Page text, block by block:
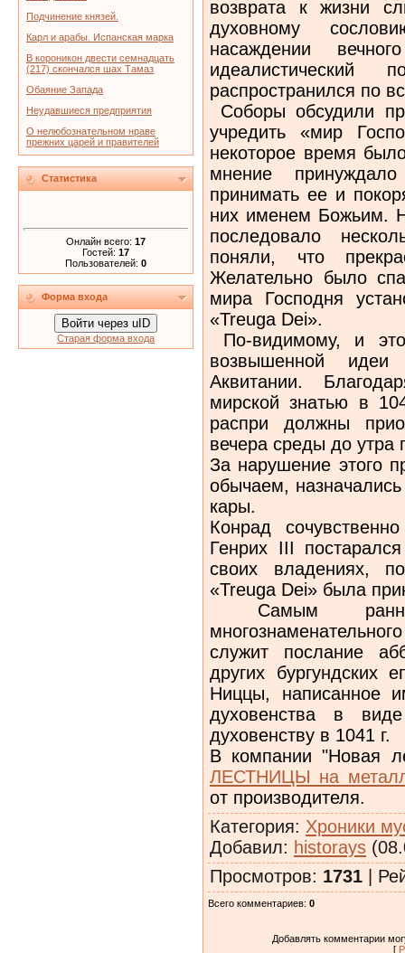
Подчинение князей.
Карл и арабы. Испанская марка
В короникон двести семнадцать
(217) скончался шах Тамаз
Обаяние Запада
Неудавшиеся предприятия
О нелюбознательном нраве
прежних царей и правителей
Статистика
Онлайн всего: 17
Гостей: 17
Пользователей: 0
Форма входа
Войти через uID
Старая форма входа
возврата к жизни
духовному
насаждении
распространился по
Соборы обсудили
учредить «мир
некоторое время
мнение
принимать ее и
них именем Божьим.
последовало
поняли, что
Желательно было
мира Господня
«Treuga Dei».
По-видимому, и это
возвышенной
Аквитании.
мирской знатью в
распри должны
вечера среды до утра
За нарушение этого
обычаем,
кары.
Конрад
Генрих III
своих владениях,
«Treuga Dei» была
Самым
служит послание
других бургундских
Ниццы, написанное
духовенства в
духовенству в 1041 г.
В компании "Новая
ЛЕСТНИЦЫ на
от производителя.
Категория: Хроники
Добавил: historays
Просмотров: 1731 |
Всего комментариев: 0
Добавлять комментарии
[